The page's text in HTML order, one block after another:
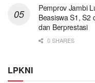
Pemprov Jambi
Beasiswa S1, S2
dan Berprestasi
0 SHARES
LPKNI